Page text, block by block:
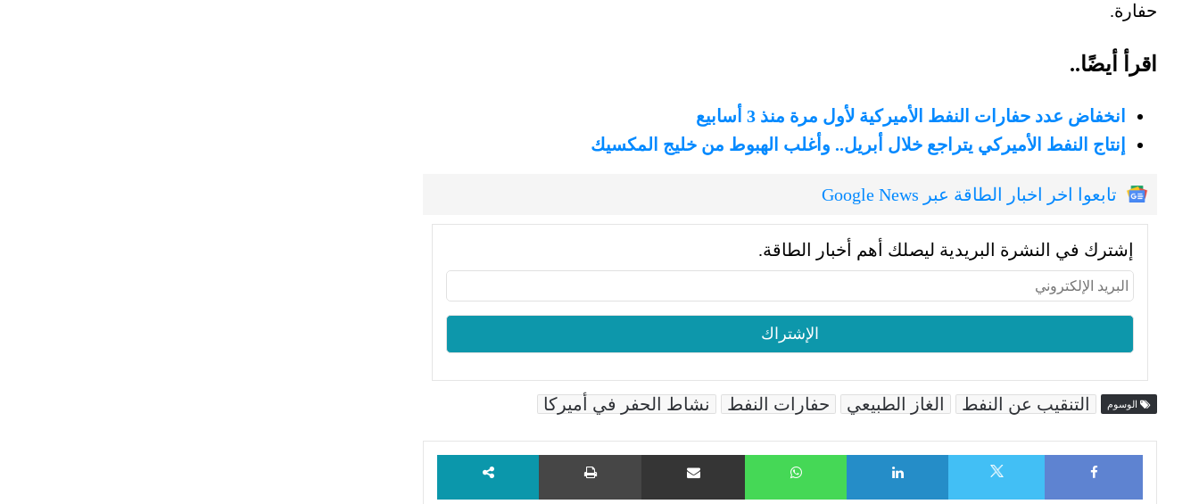
حفارة.
اقرأ أيضًا..
انخفاض عدد حفارات النفط الأميركية لأول مرة منذ 3 أسابيع
إنتاج النفط الأميركي يتراجع خلال أبريل.. وأغلب الهبوط من خليج المكسيك
تابعوا اخر اخبار الطاقة عبر Google News
إشترك في النشرة البريدية ليصلك أهم أخبار الطاقة.
الوسوم التنقيب عن النفط الغاز الطبيعي حفارات النفط نشاط الحفر في أميركا
Facebook
LinkedIn
WhatsApp مشاركة عبر البريد طباعة